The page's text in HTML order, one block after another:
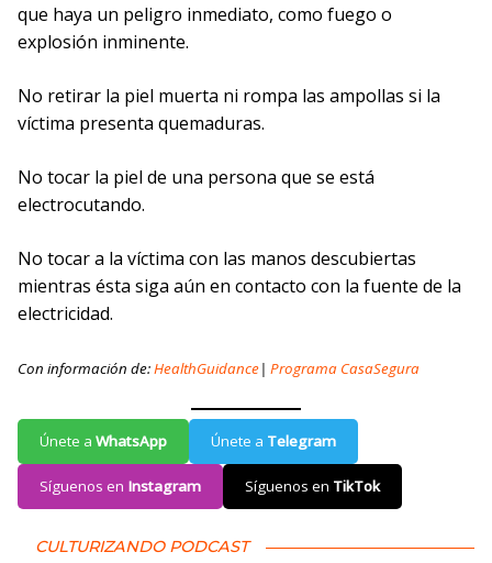
que haya un peligro inmediato, como fuego o
explosión inminente.
No retirar la piel muerta ni rompa las ampollas si la
víctima presenta quemaduras.
No tocar la piel de una persona que se está
electrocutando.
No tocar a la víctima con las manos descubiertas
mientras ésta siga aún en contacto con la fuente de la
electricidad.
Con información de:HealthGuidance| Programa CasaSegura
Únete a WhatsApp Únete a Telegram
Síguenos en Instagram Síguenos en TikTok
CULTURIZANDO PODCAST